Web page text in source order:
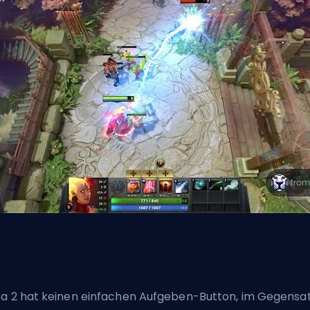
2 hat keinen einfachen Aufgeben-Button, im